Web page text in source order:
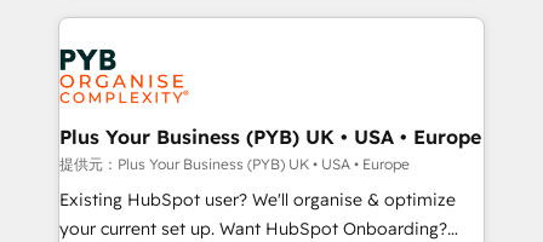
Innovation HubSpot Impact Award - Platform
Migration Excellence HubSpot Impact Award -
professionals.
vitale pour leur survie. Mais 57% n'ont aucune
stratégie. Et 43% ne maîtrisent même pas leurs
données. C'est le paradoxe français : conscience
totale, action nulle. La solution s'appelle l'Entreprise
Augmentée. Ce n'est pas une entreprise qui utilise
l'IA. C'est une organisation qui a réussi la symbiose
entre l'expertise humaine et l'intelligence artificielle.
Pas pour remplacer l'humain, mais pour l'augmenter.
Plus Your Business (PYB) UK • USA • Europe
提供元：Plus Your Business (PYB) UK • USA • Europe
Existing HubSpot user? We'll organise & optimize
your current set up. Want HubSpot Onboarding?